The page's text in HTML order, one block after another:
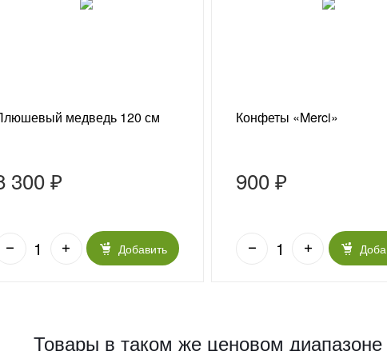
медведь 120 см
300 ₽
Добавить
Конфеты «Merci»
900 ₽
Товары в таком же ценовом диапазоне